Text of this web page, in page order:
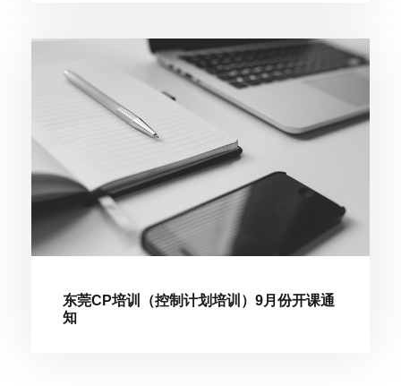
东莞CP培训（控制计划培训）9月份开课通
知